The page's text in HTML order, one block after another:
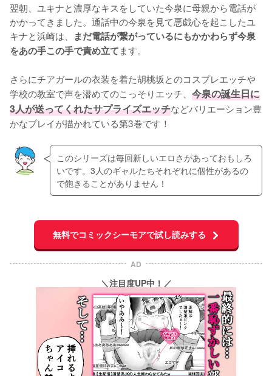
翌朝、ユキナと濃厚なキスをしていた今泉に母親から電話が
かかってきました。通話中の今泉を見て悪戯心を起こしたユ
キナと浜崎は、
まだ電話が繋がっているにもかかわらず今泉
をあの手この手で責め立てます。
さらにチアガールの衣装を着た胡桃坂とのコスプレエッチや
学校の教室で声を潜めてのこっそりエッチ、 今泉の誕生日に
3人が送ってくれたサプライズエッチなどバリエーション豊
かなプレイが描かれている第3巻です！
このシリーズは毎回新しいエロさがあっておもしろ
いです。3人のギャルたちそれぞれに個性があるの
で飽きることがありません！
無料でコミックシーモアで試し読みする
AD
＼注目度UP中！／